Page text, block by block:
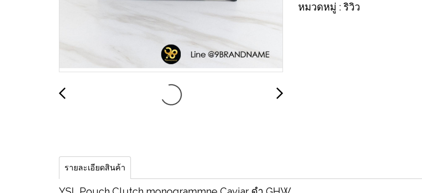
หมวดหมู่ : ริวิว
รายละเอียดสินค้า